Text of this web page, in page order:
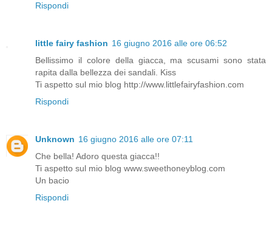
Rispondi
little fairy fashion 16 giugno 2016 alle ore 06:52
Bellissimo il colore della giacca, ma scusami sono stata
rapita dalla bellezza dei sandali. Kiss
Ti aspetto sul mio blog http://www.littlefairyfashion.com
Rispondi
Unknown 16 giugno 2016 alle ore 07:11
Che bella! Adoro questa giacca!!
Ti aspetto sul mio blog www.sweethoneyblog.com
Un bacio
Rispondi